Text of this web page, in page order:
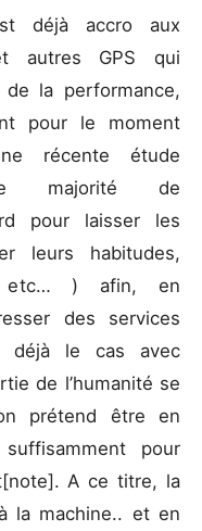
déjà accro aux
autres GPS qui
de la performance,
pour le moment
récente étude
majorité de
pour laisser les
leurs habitudes,
( etc… ) afin, en
des services
déjà le cas avec
de l’humanité se
prétend être en
pour
A ce titre, la
la machine.. et en